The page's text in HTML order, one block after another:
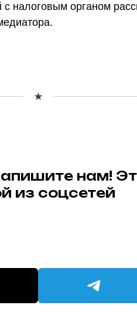
с налоговым органом
нам!
из соцсетей